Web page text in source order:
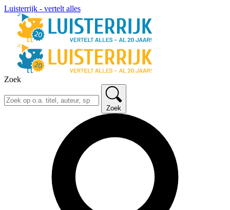
Luisterrijk - vertelt alles
Zoek
Zoek